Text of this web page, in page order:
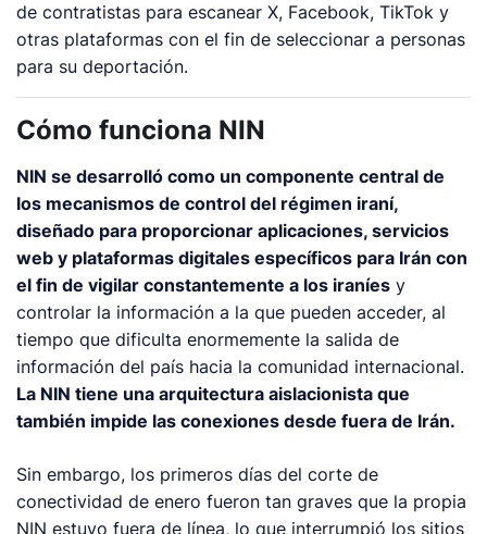
de contratistas para escanear X, Facebook, TikTok y
otras plataformas con el fin de seleccionar a personas
para su deportación.
Cómo funciona NIN
NIN se desarrolló como un componente central de
los mecanismos de control del régimen iraní,
diseñado para proporcionar aplicaciones, servicios
web y plataformas digitales específicos para Irán con
el fin de vigilar constantemente a los iraníes y
controlar la información a la que pueden acceder, al
tiempo que dificulta enormemente la salida de
información del país hacia la comunidad internacional.
La NIN tiene una arquitectura aislacionista que
también impide las conexiones desde fuera de Irán.
Sin embargo, los primeros días del corte de
conectividad de enero fueron tan graves que la propia
NIN estuvo fuera de línea, lo que interrumpió los sitios